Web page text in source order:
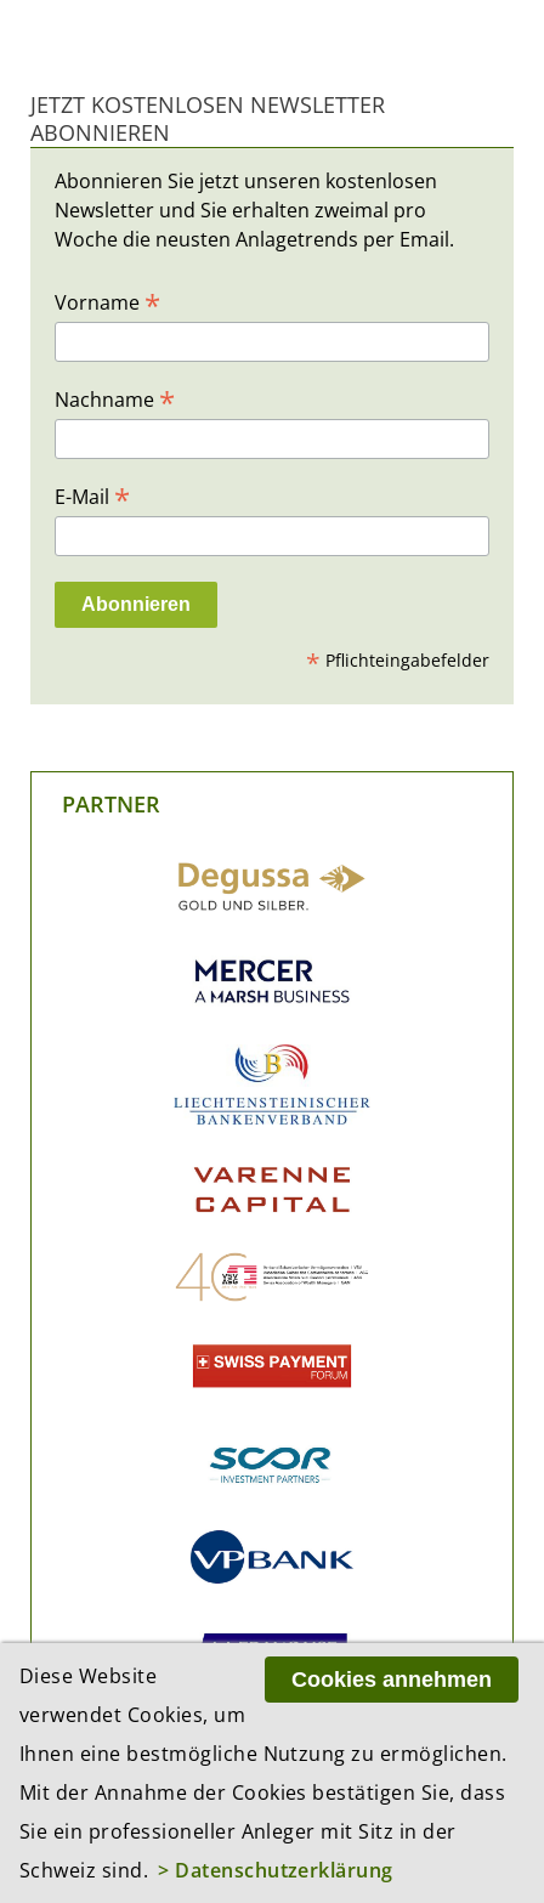
JETZT KOSTENLOSEN NEWSLETTER
ABONNIEREN
Abonnieren Sie jetzt unseren kostenlosen
Newsletter und Sie erhalten zweimal pro
Woche die neusten Anlagetrends per Email.
Vorname *
Nachname *
E-Mail *
* Pflichteingabefelder
PARTNER
Cookies annehmen
Diese Website
verwendet Cookies, um
Ihnen eine bestmögliche Nutzung zu ermöglichen.
Mit der Annahme der Cookies bestätigen Sie, dass
Sie ein professioneller Anleger mit Sitz in der
Schweiz sind. > Datenschutzerklärung